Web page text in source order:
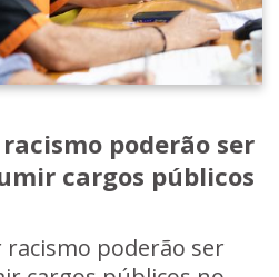
poderão ser
cargos públicos
racismo poderão ser